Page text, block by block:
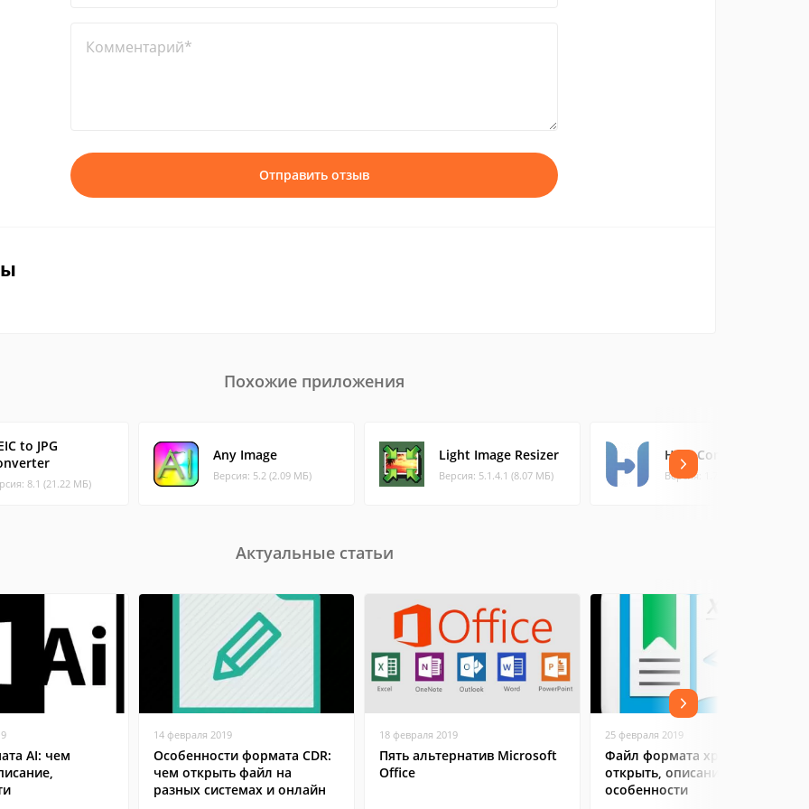
Комментарий*
Отправить отзыв
Похожие приложения
to JPG
8.1 (21.22 МБ)
Any Image
Версия: 5.2 (2.09 МБ)
Light Image Resizer
Версия: 5.1.4.1 (8.07 МБ)
HEIC Converter Free
Версия: 1.7.0 (14.37 МБ)
Актуальные статьи
AI: чем
14 февраля 2019
Особенности формата CDR:
чем открыть файл на
разных системах и онлайн
18 февраля 2019
Пять альтернатив Microsoft
Office
25 февраля 2019
Файл формата xps: чем
открыть, описание,
особенности